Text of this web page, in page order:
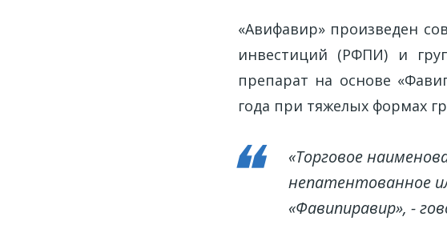
«Авифавир» произведен
инвестиций (РФПИ) и
препарат на основе
года при тяжелых формах
«Торговое
непатентованное
«Фавипиравир», -